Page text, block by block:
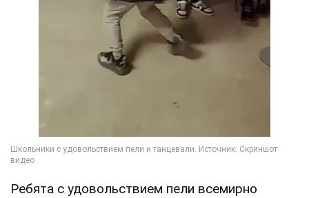
Ребята с удовольствием пели всемирно